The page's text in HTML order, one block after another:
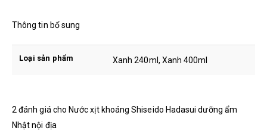
Thông tin bổ sung
Loại sản phẩm Xanh 240ml, Xanh 400ml
2 đánh giá cho Nước xịt khoáng Shiseido Hadasui dưỡng ẩm
Nhật nội địa